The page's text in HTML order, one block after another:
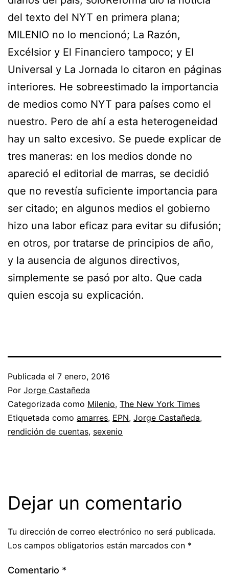
del texto del NYT en primera plana;
MILENIO no lo mencionó; La Razón,
Excélsior y El Financiero tampoco; y El
Universal y La Jornada lo citaron en páginas
interiores. He sobreestimado la importancia
de medios como NYT para países como el
nuestro. Pero de ahí a esta heterogeneidad
hay un salto excesivo. Se puede explicar de
tres maneras: en los medios donde no
apareció el editorial de marras, se decidió
que no revestía suficiente importancia para
ser citado; en algunos medios el gobierno
hizo una labor eficaz para evitar su difusión;
en otros, por tratarse de principios de año,
y la ausencia de algunos directivos,
simplemente se pasó por alto. Que cada
quien escoja su explicación.
Publicada el 7 enero, 2016
Por Jorge Castañeda
Categorizada como Milenio, The New York Times
Etiquetada como amarres, EPN, Jorge Castañeda,
rendición de cuentas, sexenio
Dejar un comentario
Tu dirección de correo electrónico no será publicada.
Los campos obligatorios están marcados con *
Comentario *